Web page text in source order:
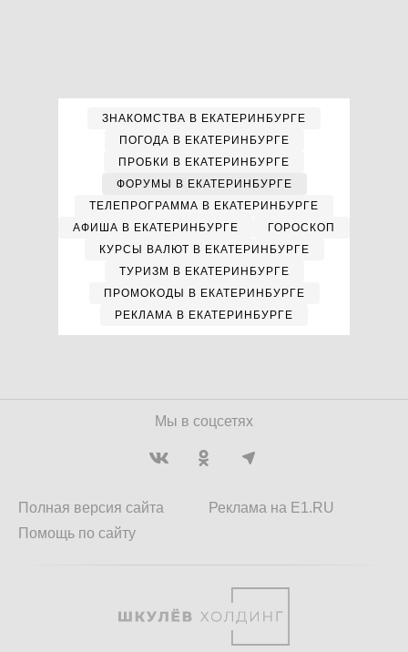
ЗНАКОМСТВА В ЕКАТЕРИНБУРГЕ
ПОГОДА В ЕКАТЕРИНБУРГЕ
ПРОБКИ В ЕКАТЕРИНБУРГЕ
ФОРУМЫ В ЕКАТЕРИНБУРГЕ
ТЕЛЕПРОГРАММА В ЕКАТЕРИНБУРГЕ
АФИША В ЕКАТЕРИНБУРГЕ
ГОРОСКОП
КУРСЫ ВАЛЮТ В ЕКАТЕРИНБУРГЕ
ТУРИЗМ В ЕКАТЕРИНБУРГЕ
ПРОМОКОДЫ В ЕКАТЕРИНБУРГЕ
РЕКЛАМА В ЕКАТЕРИНБУРГЕ
Мы в соцсетях
Полная версия сайта
Помощь по сайту
Реклама на E1.RU